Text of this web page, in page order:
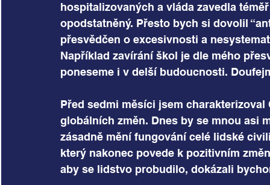
hospitalizovaných a vláda zavedla
opodstatněný. Přesto bych si dovolil
přesvědčen o excesivnosti a
Například zavírání škol je dle mého
poneseme i v delší budoucnosti.
Před sedmi měsíci jsem
globálních změn. Dnes by se mnou asi
zásadně mění fungování celé lidské
který nakonec povede k pozitivním
aby se lidstvo probudilo, dokázali